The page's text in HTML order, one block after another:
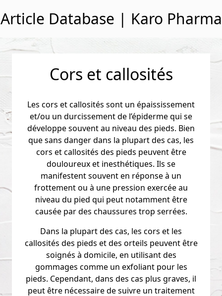
Article Database | Karo Pharma
Cors et callosités
Les cors et callosités sont un épaississement
et/ou un durcissement de l’épiderme qui se
développe souvent au niveau des pieds. Bien
que sans danger dans la plupart des cas, les
cors et callosités des pieds peuvent être
douloureux et inesthétiques. Ils se
manifestent souvent en réponse à un
frottement ou à une pression exercée au
niveau du pied qui peut notamment être
causée par des chaussures trop serrées.
Dans la plupart des cas, les cors et les
callosités des pieds et des orteils peuvent être
soignés à domicile, en utilisant des
gommages comme un exfoliant pour les
pieds. Cependant, dans des cas plus graves, il
peut être nécessaire de suivre un traitement